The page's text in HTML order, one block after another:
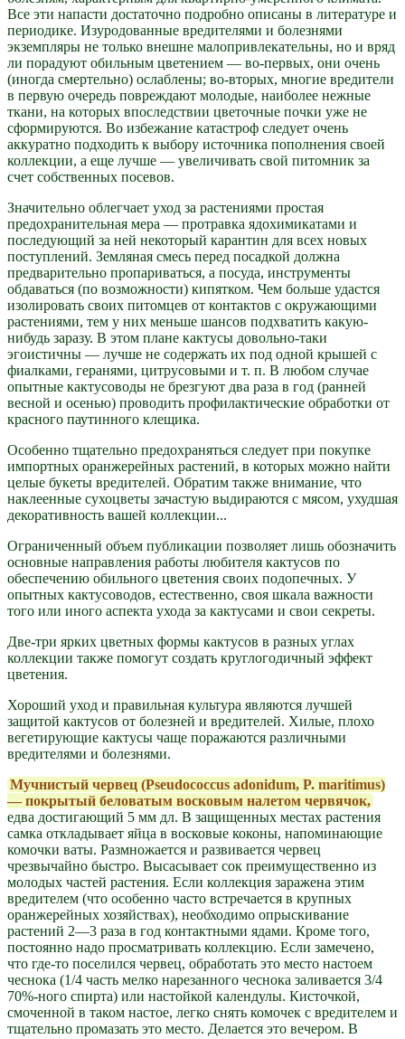
Все эти напасти достаточно подробно описаны в литературе и
периодике. Изуродованные вредителями и болезнями
экземпляры не только внешне малопривлекательны, но и вряд
ли порадуют обильным цветением — во-первых, они очень
(иногда смертельно) ослаблены; во-вторых, многие вредители
в первую очередь повреждают молодые, наиболее нежные
ткани, на которых впоследствии цветочные почки уже не
сформируются. Во избежание катастроф следует очень
аккуратно подходить к выбору источника пополнения своей
коллекции, а еще лучше — увеличивать свой питомник за
счет собственных посевов.
Значительно облегчает уход за растениями простая
предохранительная мера — протравка ядохимикатами и
последующий за ней некоторый карантин для всех новых
поступлений. Земляная смесь перед посадкой должна
предварительно пропариваться, а посуда, инструменты
обдаваться (по возможности) кипятком. Чем больше удастся
изолировать своих питомцев от контактов с окружающими
растениями, тем у них меньше шансов подхватить какую-
нибудь заразу. В этом плане кактусы довольно-таки
эгоистичны — лучше не содержать их под одной крышей с
фиалками, геранями, цитрусовыми и т. п. В любом случае
опытные кактусоводы не брезгуют два раза в год (ранней
весной и осенью) проводить профилактические обработки от
красного паутинного клещика.
Особенно тщательно предохраняться следует при покупке
импортных оранжерейных растений, в которых можно найти
целые букеты вредителей. Обратим также внимание, что
наклеенные сухоцветы зачастую выдираются с мясом, ухудшая
декоративность вашей коллекции...
Ограниченный объем публикации позволяет лишь обозначить
основные направления работы любителя кактусов по
обеспечению обильного цветения своих подопечных. У
опытных кактусоводов, естественно, своя шкала важности
того или иного аспекта ухода за кактусами и свои секреты.
Две-три ярких цветных формы кактусов в разных углах
коллекции также помогут создать круглогодичный эффект
цветения.
Хороший уход и правильная культура являются лучшей
защитой кактусов от болезней и вредителей. Хилые, плохо
вегетирующие кактусы чаще поражаются различными
вредителями и болезнями.
Мучнистый червец (Pseudococcus adonidum, P. maritimus)
— покрытый беловатым восковым налетом червячок,
едва достигающий 5 мм дл. В защищенных местах растения
самка откладывает яйца в восковые коконы, напоминающие
комочки ваты. Размножается и развивается червец
чрезвычайно быстро. Высасывает сок преимущественно из
молодых частей растения. Если коллекция заражена этим
вредителем (что особенно часто встречается в крупных
оранжерейных хозяйствах), необходимо опрыскивание
растений 2—3 раза в год контактными ядами. Кроме того,
постоянно надо просматривать коллекцию. Если замечено,
что где-то поселился червец, обработать это место настоем
чеснока (1/4 часть мелко нарезанного чеснока заливается 3/4
70%-ного спирта) или настойкой календулы. Кисточкой,
смоченной в таком настое, легко снять комочек с вредителем и
тщательно промазать это место. Делается это вечером. В